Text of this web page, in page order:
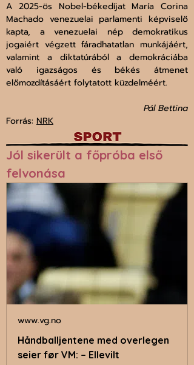
A 2025-ös Nobel-békedíjat María Corina
Machado venezuelai parlamenti képviselő
kapta, a venezuelai nép demokratikus
jogaiért végzett fáradhatatlan munkájáért,
valamint a diktatúrából a demokráciába
való igazságos és békés átmenet
előmozdításáért folytatott küzdelméért.
Pál Bettina
Forrás: NRK
Jól sikerült a főpróba első
felvonása
www.vg.no
Håndballjentene med overlegen
seier før VM: – Ellevilt